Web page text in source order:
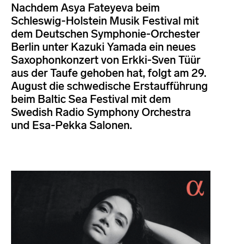
Nachdem Asya Fateyeva beim
Schleswig-Holstein Musik Festival mit
dem Deutschen Symphonie-Orchester
Berlin unter Kazuki Yamada ein neues
Saxophonkonzert von Erkki-Sven Tüür
aus der Taufe gehoben hat, folgt am 29.
August die schwedische Erstaufführung
beim Baltic Sea Festival mit dem
Swedish Radio Symphony Orchestra
und Esa-Pekka Salonen.